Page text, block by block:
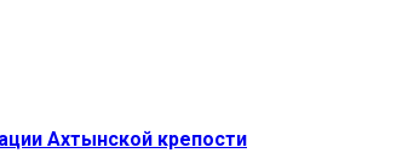
Ахтынской крепости